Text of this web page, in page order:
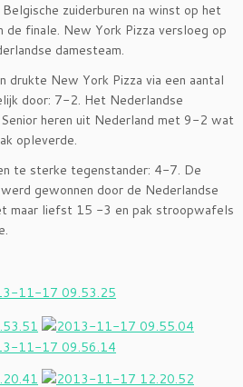
zuiderburen na winst op het
de finale. New York Pizza versloeg op
damesteam.
drukte New York Pizza via een aantal
door: 7-2. Het Nederlandse
heren uit Nederland met 9-2 wat
opleverde.
te sterke tegenstander: 4-7. De
gewonnen door de Nederlandse
maar liefst 15 -3 en pak stroopwafels